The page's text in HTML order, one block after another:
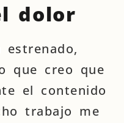
dolor
que creo que
el contenido
trabajo me